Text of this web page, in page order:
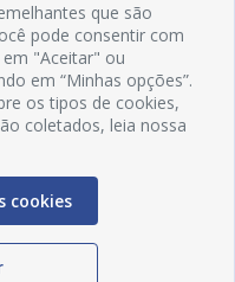
que são
pode consentir com
"Aceitar" ou
em “Minhas opções”.
os tipos de cookies,
coletados, leia nossa
cookies